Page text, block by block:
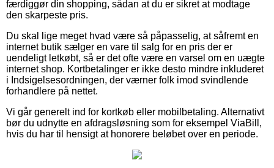
færdiggør din shopping, sådan at du er sikret at modtage
den skarpeste pris.
Du skal lige meget hvad være så påpasselig, at såfremt en
internet butik sælger en vare til salg for en pris der er
uendeligt letkøbt, så er det ofte være en varsel om en uægte
internet shop. Kortbetalinger er ikke desto mindre inkluderet
i Indsigelsesordningen, der værner folk imod svindlende
forhandlere på nettet.
Vi går generelt ind for kortkøb eller mobilbetaling. Alternativt
bør du udnytte en afdragsløsning som for eksempel ViaBill,
hvis du har til hensigt at honorere beløbet over en periode.